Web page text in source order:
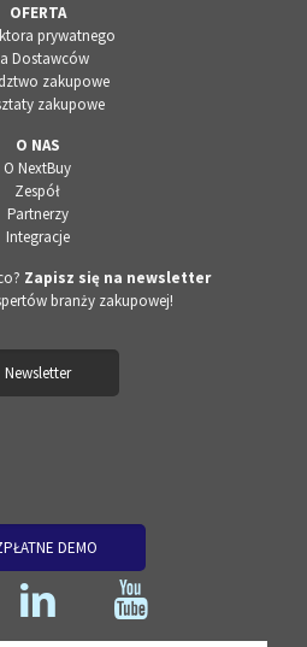
OFERTA
prywatnego
Dostawców
zakupowe
zakupowe
O NAS
O NextBuy
Zespół
Partnerzy
Integracje
Zapisz się na newsletter
branży zakupowej!
Newsletter
DEMO